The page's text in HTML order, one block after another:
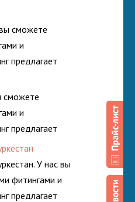
шлангов
спецами,
задачу.
сможете
и
предлагает
шлангов
спецами,
задачу.
сможете
и
предлагает
шлангов
спецами,
задачу.
У нас вы
фитингами и
предлагает